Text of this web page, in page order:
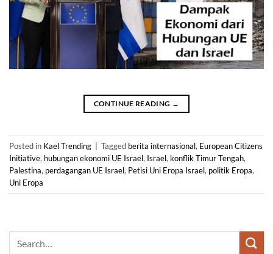
CONTINUE READING →
Posted in Kael Trending Tagged berita internasional, European Citizens
Initiative, hubungan ekonomi UE Israel, Israel, konflik Timur Tengah,
Palestina, perdagangan UE Israel, Petisi Uni Eropa Israel, politik Eropa,
Uni Eropa